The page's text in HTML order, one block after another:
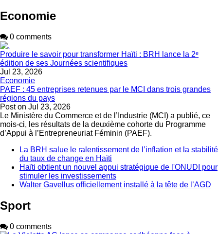
Economie
0 comments
Produire le savoir pour transformer Haïti : BRH lance la 2ᵉ
édition de ses Journées scientifiques
Jul 23, 2026
Economie
PAEF : 45 entreprises retenues par le MCI dans trois grandes
régions du pays
Post on Jul 23, 2026
Le Ministère du Commerce et de l’Industrie (MCI) a publié, ce
mois-ci, les résultats de la deuxième cohorte du Programme
d’Appui à l’Entrepreneuriat Féminin (PAEF).
La BRH salue le ralentissement de l’inflation et la stabilité
du taux de change en Haïti
Haïti obtient un nouvel appui stratégique de l'ONUDI pour
stimuler les investissements
Walter Gavellus officiellement installé à la tête de l’AGD
Sport
0 comments